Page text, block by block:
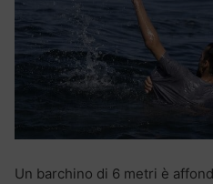
Un barchino di 6 metri è